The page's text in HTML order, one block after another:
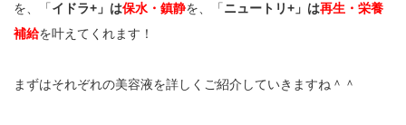
を、「イドラ+」は保水・鎮静を、「ニュートリ+」は再生・栄養
補給を叶えてくれます！
まずはそれぞれの美容液を詳しくご紹介していきますね＾＾